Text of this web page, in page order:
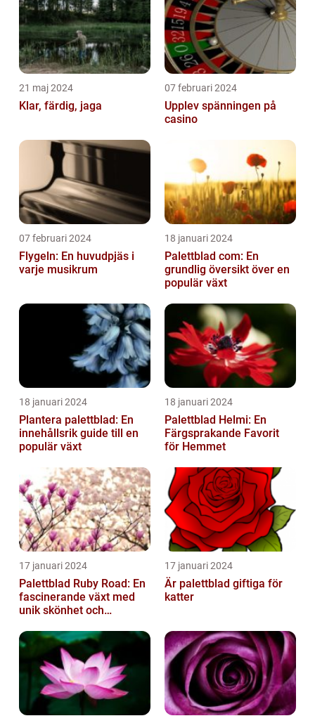
21 maj 2024
Klar, färdig, jaga
07 februari 2024
Upplev spänningen på
casino
07 februari 2024
Flygeln: En huvudpjäs i
varje musikrum
18 januari 2024
Palettblad com: En
grundlig översikt över en
populär växt
18 januari 2024
Plantera palettblad: En
innehållsrik guide till en
populär växt
18 januari 2024
Palettblad Helmi: En
Färgsprakande Favorit
för Hemmet
17 januari 2024
Palettblad Ruby Road: En
fascinerande växt med
unik skönhet och
17 januari 2024
Är palettblad giftiga för
katter